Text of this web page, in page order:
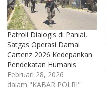
Patroli Dialogis di Paniai,
Satgas Operasi Damai
Cartenz 2026 Kedepankan
Pendekatan Humanis
Februari 28, 2026
dalam "KABAR POLRI"